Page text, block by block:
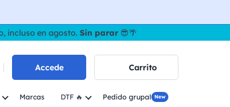
incluso en agosto. Sin parar😎🌴
Accede Carrito
Marcas DTF 🔥 Pedido grupal New